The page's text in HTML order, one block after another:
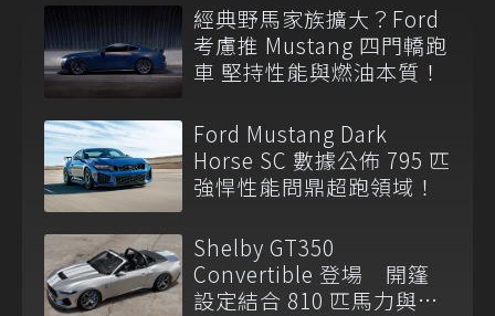
經典野馬家族擴大？Ford
考慮推 Mustang 四門轎跑
車 堅持性能與燃油本質！
Ford Mustang Dark
Horse SC 數據公佈 795 匹
強悍性能問鼎超跑領域！
Shelby GT350
Convertible 登場 開篷
設定結合 810 匹馬力與手